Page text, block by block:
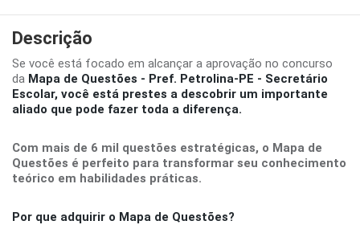
Descrição
Se você está focado em alcançar a aprovação no concurso
da Mapa de Questões - Pref. Petrolina-PE - Secretário
Escolar, você está prestes a descobrir um importante
aliado que pode fazer toda a diferença.
Com mais de 6 mil questões estratégicas, o Mapa de
Questões é perfeito para transformar seu conhecimento
teórico em habilidades práticas.
Por que adquirir o Mapa de Questões?